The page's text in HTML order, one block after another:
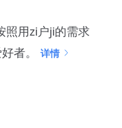
照用zi户ji的需求
者。
详情